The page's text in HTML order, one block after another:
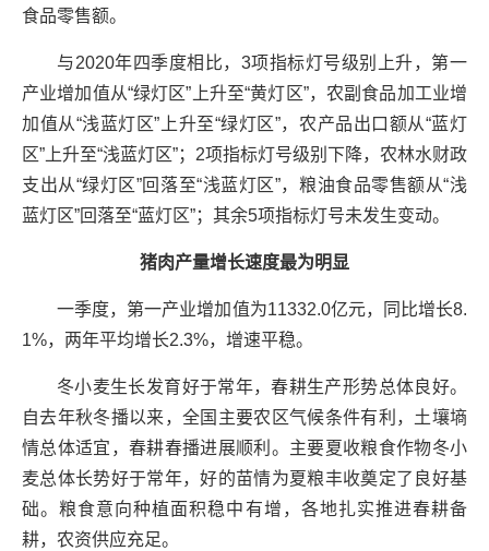
食品零售额。
与2020年四季度相比，3项指标灯号级别上升，第一
产业增加值从“绿灯区”上升至“黄灯区”，农副食品加工业增
加值从“浅蓝灯区”上升至“绿灯区”，农产品出口额从“蓝灯
区”上升至“浅蓝灯区”；2项指标灯号级别下降，农林水财政
支出从“绿灯区”回落至“浅蓝灯区”，粮油食品零售额从“浅
蓝灯区”回落至“蓝灯区”；其余5项指标灯号未发生变动。
猪肉产量增长速度最为明显
一季度，第一产业增加值为11332.0亿元，同比增长8.
1%，两年平均增长2.3%，增速平稳。
冬小麦生长发育好于常年，春耕生产形势总体良好。
自去年秋冬播以来，全国主要农区气候条件有利，土壤墒
情总体适宜，春耕春播进展顺利。主要夏收粮食作物冬小
麦总体长势好于常年，好的苗情为夏粮丰收奠定了良好基
础。粮食意向种植面积稳中有增，各地扎实推进春耕备
耕，农资供应充足。